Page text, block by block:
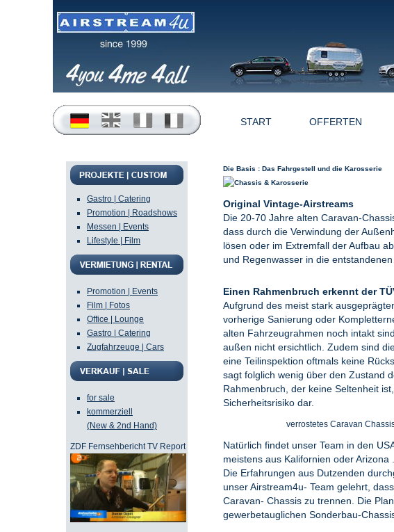
Gastro | Catering
Promotion | Roadshows
Messen | Events
Lifestyle | Film
Promotion | Events
Film | Fotos
Office | Lounge
Gastro | Catering
Zugfahrzeuge | Cars
for sale
kommerziell
(New & 2nd Hand)
ZDF Fernsehbericht TV Report
START OFFERTEN
Die Basis : Das Fahrgestell und die Karosserie
Original Vintage-Airstreams
Die 20-70 Jahre alten Caravan-
dass durch die Verwindung der
lösen oder im Extremfall der Aufbau
und Regenwasser in die
Einen Rahmenbruch erkennt der
Aufgrund des meist stark
vorherige Sanierung oder
alten Fahrzeugrahmen noch intakt
außen nicht ersichtlich. Zudem sind
eine Teilinspektion oftmals keine
sagt folglich wenig über den Zustand
Rahmenbruch, der keine Seltenheit
Sicherheitsrisiko dar.
verrostetes Caravan
Natürlich findet unser Team in den
meistens aus Kalifornien oder Arizona .
Die Erfahrungen aus Dutzenden
unser Airstream4u- Team gelehrt,
Caravan- Chassis zu trennen. Die
gewerbetauglichen Sonderbau-